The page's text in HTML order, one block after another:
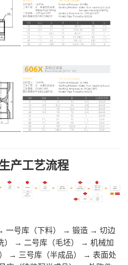
产工艺流程
一号库（下料） → 锻造 → 切边
） → 二号库（毛坯） → 机械加
→ 三号库（半成品） → 表面处